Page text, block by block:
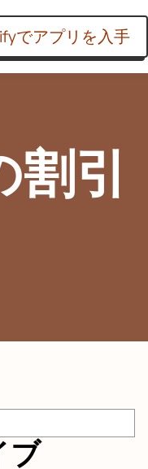
でアプリを入手
引
ブ